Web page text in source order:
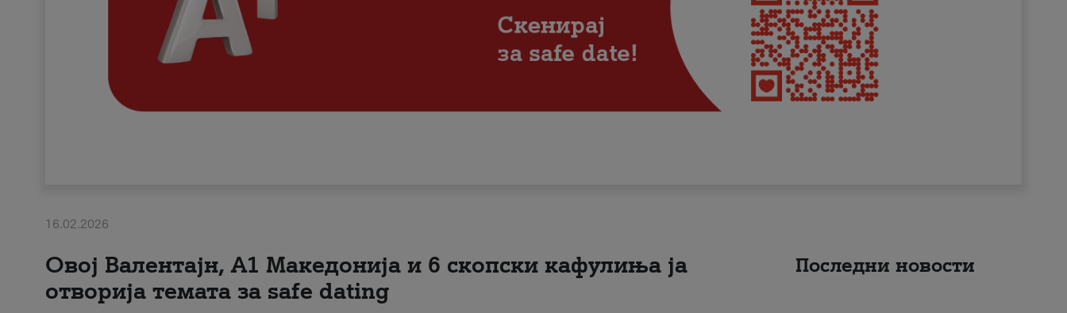
16.02.2026
Овој Валентајн, A1 Македонија и 6 скопски кафулиња ја
отворија темата за safe dating
Последни новости